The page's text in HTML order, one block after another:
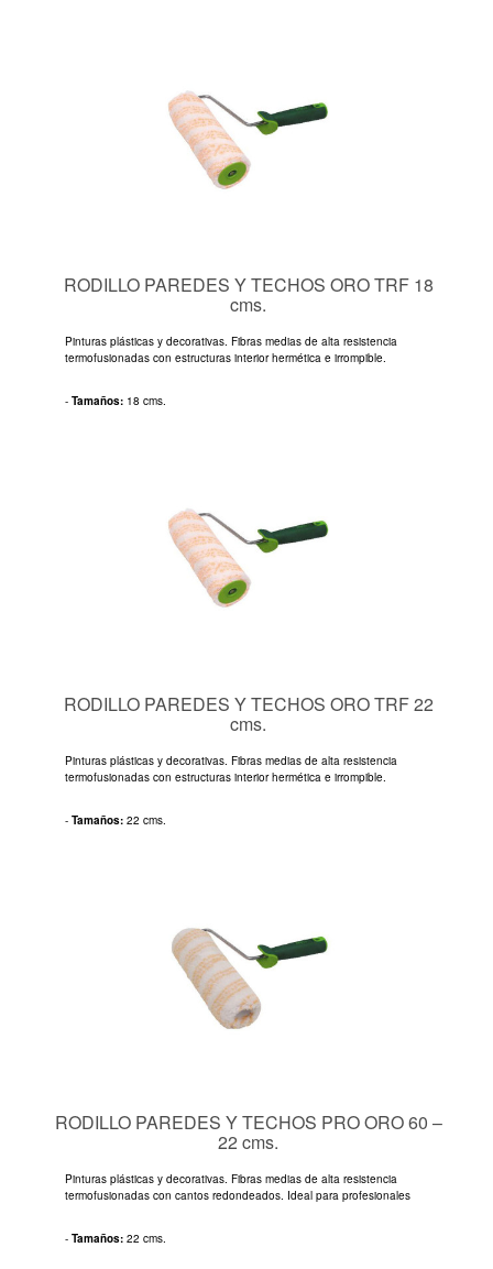
RODILLO PAREDES Y TECHOS ORO TRF 18
cms.
Pinturas plásticas y decorativas. Fibras medias de alta resistencia
termofusionadas con estructuras interior hermética e irrompible.
- Tamaños: 18 cms.
RODILLO PAREDES Y TECHOS ORO TRF 22
cms.
Pinturas plásticas y decorativas. Fibras medias de alta resistencia
termofusionadas con estructuras interior hermética e irrompible.
- Tamaños: 22 cms.
RODILLO PAREDES Y TECHOS PRO ORO 60 –
22 cms.
Pinturas plásticas y decorativas. Fibras medias de alta resistencia
termofusionadas con cantos redondeados. Ideal para profesionales
- Tamaños: 22 cms.